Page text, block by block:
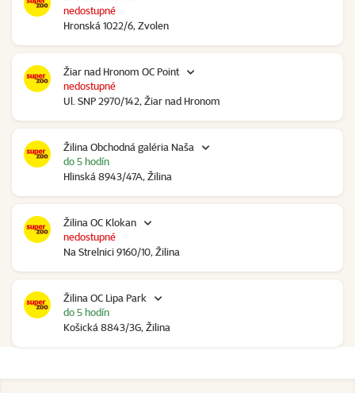
Hronská 1022/6, Zvolen
nedostupné
Žiar nad Hronom OC Point
Ul. SNP 2970/142, Žiar nad Hronom
nedostupné
Žilina Obchodná galéria Naša
Hlinská 8943/47A, Žilina
do 5 hodín
Žilina OC Klokan
Na Strelnici 9160/10, Žilina
nedostupné
Žilina OC Lipa Park
Košická 8843/3G, Žilina
do 5 hodín